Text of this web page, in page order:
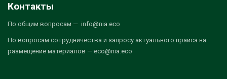
Контакты
По общим вопросам — info@nia.eco
По вопросам сотрудничества и запросу актуального прайса на
размещение материалов — eco@nia.eco